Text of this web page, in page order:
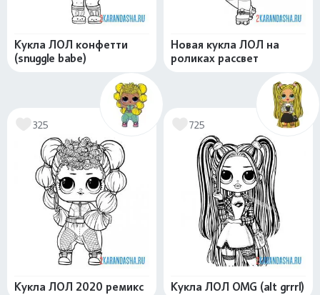
Кукла ЛОЛ конфетти
(snuggle babe)
Новая кукла ЛОЛ на
роликах рассвет
325
Кукла ЛОЛ 2020 ремикс
725
Кукла ЛОЛ OMG (alt grrrl)